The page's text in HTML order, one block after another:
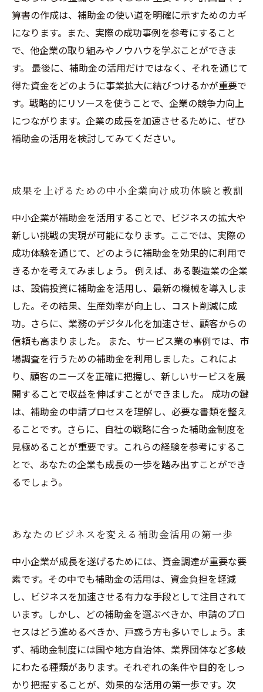
算書の作成は、補助金の使い道を明確に示すためのカギ
になります。また、実際の成功事例を参考にすること
で、他企業の取り組みやノウハウを学ぶことができま
す。 最後に、補助金の活用だけではなく、それを通じて
得た資金をどのように事業拡大に結びつけるかが重要で
す。戦略的にリソースを使うことで、企業の競争力向上
につながります。企業の成長を加速させるために、ぜひ
補助金の活用を検討してみてください。
成果を上げるための中小企業向け成功体験と教訓
中小企業が補助金を活用することで、ビジネスの拡大や
新しい挑戦の実現が可能になります。ここでは、実際の
成功体験を通じて、どのように補助金を効果的に利用で
きるかを考えてみましょう。 例えば、ある製造業の企業
は、設備投資に補助金を活用し、最新の機械を導入しま
した。その結果、生産効率が向上し、コスト削減に成
功。さらに、業務のデジタル化を加速させ、顧客からの
信頼も高まりました。 また、サービス業の事例では、市
場調査を行うための補助金を利用しました。これによ
り、顧客のニーズを正確に把握し、新しいサービスを展
開することで収益を伸ばすことができました。 成功の鍵
は、補助金の申請プロセスを理解し、必要な書類を整え
ることです。さらに、自社の戦略に合った補助金制度を
見極めることが重要です。これらの経験を参考にするこ
とで、あなたの企業も成長の一歩を踏み出すことができ
るでしょう。
あなたのビジネスを変える補助金活用の第一歩
中小企業が成長を遂げるためには、資金調達が重要な要
素です。その中でも補助金の活用は、資金負担を軽減
し、ビジネスを加速させる有力な手段として注目されて
います。しかし、どの補助金を選ぶべきか、申請のプロ
セスはどう進めるべきか、戸惑う方も多いでしょう。ま
ず、補助金制度には国や地方自治体、業界団体など多岐
にわたる種類があります。それぞれの条件や目的をしっ
かり把握することが、効果的な活用の第一歩です。次